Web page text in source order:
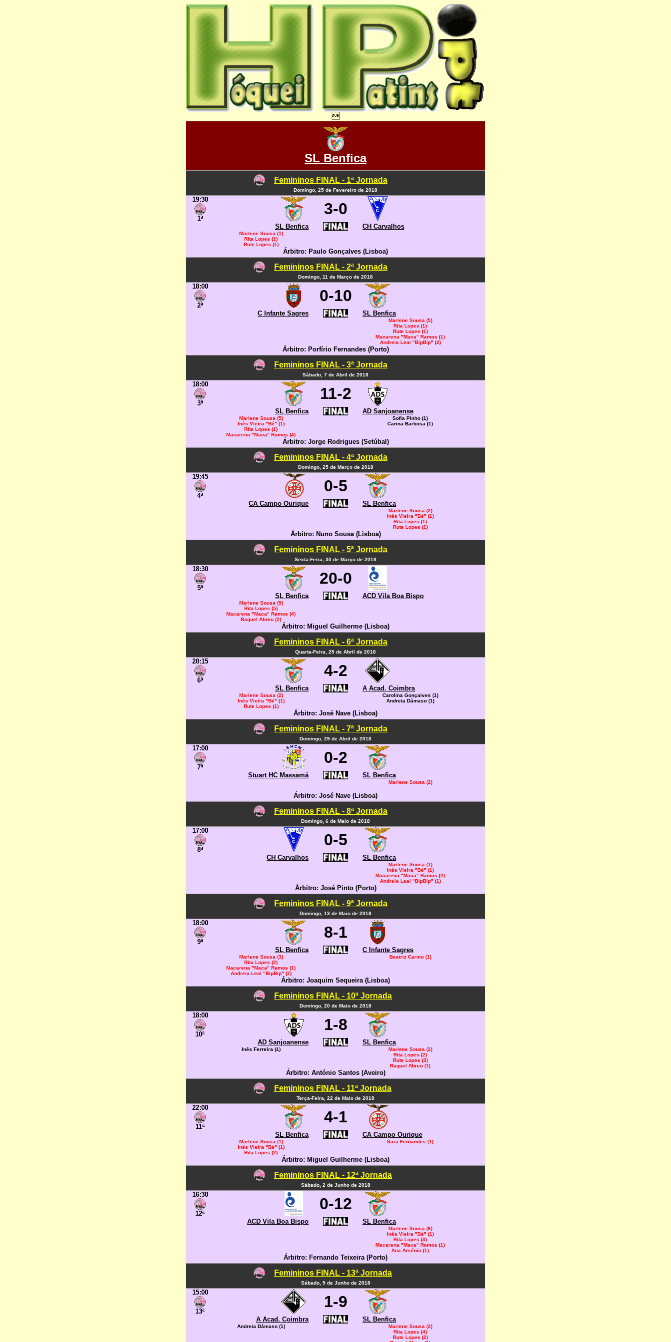

SL Benfica
Femininos FINAL - 1ª Jornada
Domingo, 25 de Fevereiro de 2018
19:30
1ª
3-0
SL Benfica CH Carvalhos
Marlene Sousa (1)
Rita Lopes (1)
Rute Lopes (1)
Árbitro: Paulo Gonçalves (Lisboa)
Femininos FINAL - 2ª Jornada
Domingo, 11 de Março de 2018
18:00
2ª
0-10
C Infante Sagres SL Benfica
Marlene Sousa (5)
Rita Lopes (1)
Rute Lopes (1)
Macarena "Maca" Ramos (1)
Andreia Leal "BipBip" (2)
Árbitro: Porfírio Fernandes (Porto)
Femininos FINAL - 3ª Jornada
Sábado, 7 de Abril de 2018
18:00
3ª
11-2
SL Benfica AD Sanjoanense
Marlene Sousa (5)
Inês Vieira "Bé" (1)
Rita Lopes (1)
Macarena "Maca" Ramos (4)
Sofia Pinho (1)
Carina Barbosa (1)
Árbitro: Jorge Rodrigues (Setúbal)
Femininos FINAL - 4ª Jornada
Domingo, 25 de Março de 2018
19:45
4ª
0-5
CA Campo Ourique SL Benfica
Marlene Sousa (2)
Inês Vieira "Bé" (1)
Rita Lopes (1)
Rute Lopes (1)
Árbitro: Nuno Sousa (Lisboa)
Femininos FINAL - 5ª Jornada
Sexta-Feira, 30 de Março de 2018
18:30
5ª
20-0
SL Benfica ACD Vila Boa Bispo
Marlene Sousa (9)
Rita Lopes (5)
Macarena "Maca" Ramos (4)
Raquel Abreu (2)
Árbitro: Miguel Guilherme (Lisboa)
Femininos FINAL - 6ª Jornada
Quarta-Feira, 25 de Abril de 2018
20:15
6ª
4-2
SL Benfica A Acad. Coimbra
Marlene Sousa (2)
Inês Vieira "Bé" (1)
Rute Lopes (1)
Carolina Gonçalves (1)
Andreia Dâmaso (1)
Árbitro: José Nave (Lisboa)
Femininos FINAL - 7ª Jornada
Domingo, 29 de Abril de 2018
17:00
7ª
0-2
Stuart HC Massamá SL Benfica
Marlene Sousa (2)
Árbitro: José Nave (Lisboa)
Femininos FINAL - 8ª Jornada
Domingo, 6 de Maio de 2018
17:00
8ª
0-5
CH Carvalhos SL Benfica
Marlene Sousa (1)
Inês Vieira "Bé" (1)
Macarena "Maca" Ramos (2)
Andreia Leal "BipBip" (1)
Árbitro: José Pinto (Porto)
Femininos FINAL - 9ª Jornada
Domingo, 13 de Maio de 2018
18:00
9ª
8-1
SL Benfica C Infante Sagres
Marlene Sousa (3)
Rita Lopes (2)
Macarena "Maca" Ramos (1)
Andreia Leal "BipBip" (2)
Beatriz Carmo (1)
Árbitro: Joaquim Sequeira (Lisboa)
Femininos FINAL - 10ª Jornada
Domingo, 20 de Maio de 2018
18:00
10ª
1-8
AD Sanjoanense SL Benfica
Inês Ferreira (1)
Marlene Sousa (2)
Rita Lopes (2)
Rute Lopes (3)
Raquel Abreu (1)
Árbitro: António Santos (Aveiro)
Femininos FINAL - 11ª Jornada
Terça-Feira, 22 de Maio de 2018
22:00
11ª
4-1
SL Benfica CA Campo Ourique
Marlene Sousa (1)
Inês Vieira "Bé" (1)
Rita Lopes (2)
Sara Fernandes (1)
Árbitro: Miguel Guilherme (Lisboa)
Femininos FINAL - 12ª Jornada
Sábado, 2 de Junho de 2018
16:30
12ª
0-12
ACD Vila Boa Bispo SL Benfica
Marlene Sousa (6)
Inês Vieira "Bé" (1)
Rita Lopes (3)
Macarena "Maca" Ramos (1)
Ana Arsénio (1)
Árbitro: Fernando Teixeira (Porto)
Femininos FINAL - 13ª Jornada
Sábado, 9 de Junho de 2018
15:00
13ª
1-9
A Acad. Coimbra SL Benfica
Andreia Dâmaso (1)
Marlene Sousa (2)
Rita Lopes (4)
Rute Lopes (2)